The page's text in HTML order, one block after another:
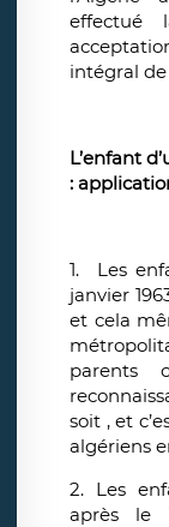
effectué
intégral
L’enfant
:
1. Les
janvier
et cela
parents
soit , et
algériens
2. Les
après le